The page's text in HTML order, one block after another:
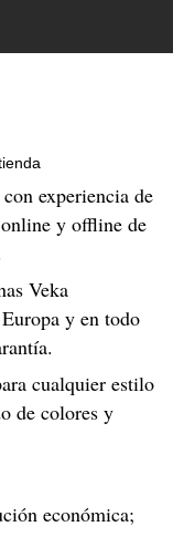
experiencia de
y offline de
y en todo
cualquier estilo
de colores y
económica;